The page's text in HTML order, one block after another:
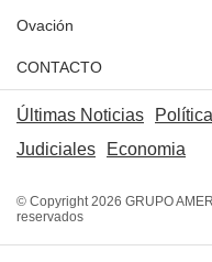
Ovación
CONTACTO
Últimas Noticias Política
Judiciales
Economia
© Copyright 2026 GRUPO
reservados